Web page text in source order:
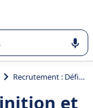
la sélection de
Recrutement : Définition et Usages
et